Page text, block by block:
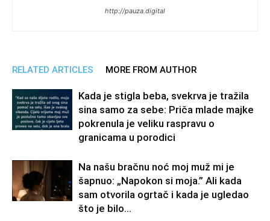
http://pauza.digital
RELATED ARTICLES MORE FROM AUTHOR
Kada je stigla beba, svekrva je tražila
sina samo za sebe: Priča mlade majke
pokrenula je veliku raspravu o
granicama u porodici
Na našu bračnu noć moj muž mi je
šapnuo: „Napokon si moja.” Ali kada
sam otvorila ogrtač i kada je ugledao
što je bilo...